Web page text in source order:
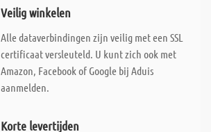
Veilig winkelen
Alle dataverbindingen zijn veilig met een SSL
certificaat versleuteld. U kunt zich ook met
Amazon, Facebook of Google bij Aduis
aanmelden.
Korte levertijden